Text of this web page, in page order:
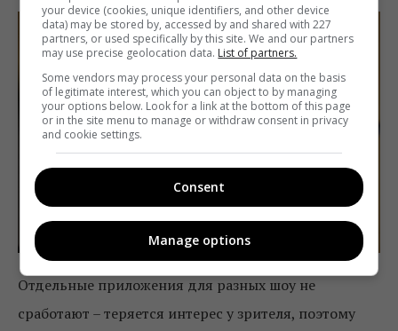
Отдельные приложения для разных шоу не
сработают – теряется интерес у зрителя, поэтому
your device (cookies, unique identifiers, and other device
data) may be stored by, accessed by and shared with 227
partners, or used specifically by this site. We and our partners
may use precise geolocation data. List of partners.
Some vendors may process your personal data on the basis
of legitimate interest, which you can object to by managing
your options below. Look for a link at the bottom of this page
or in the site menu to manage or withdraw consent in privacy
and cookie settings.
Consent
Manage options